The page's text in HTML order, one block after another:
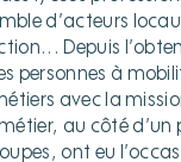
d’acteurs
Depuis
personnes à
avec la
au côté
ont eu